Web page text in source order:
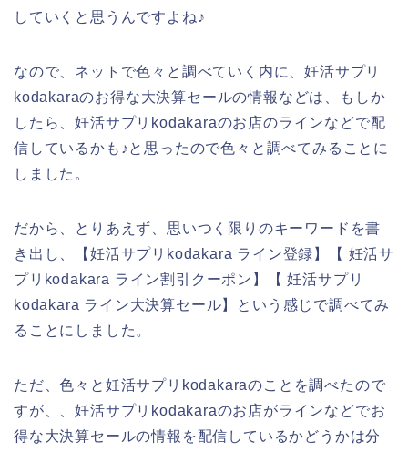
していくと思うんですよね♪
なので、ネットで色々と調べていく内に、妊活サプリ
kodakaraのお得な大決算セールの情報などは、もしか
したら、妊活サプリkodakaraのお店のラインなどで配
信しているかも♪と思ったので色々と調べてみることに
しました。
だから、とりあえず、思いつく限りのキーワードを書
き出し、【妊活サプリkodakara ライン登録】【 妊活サ
プリkodakara ライン割引クーポン】【 妊活サプリ
kodakara ライン大決算セール】という感じで調べてみ
ることにしました。
ただ、色々と妊活サプリkodakaraのことを調べたので
すが、、妊活サプリkodakaraのお店がラインなどでお
得な大決算セールの情報を配信しているかどうかは分